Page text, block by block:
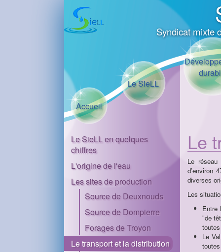
Syndicat mixte
Accueil
Le SieLL
Le SieLL en quelques
chiffres
L'origine de l'eau
Les sites de production
Source de Deuxnouds
Source de Dompierre
Forages de Troyon
Le transport et la distribution
​Le
Le
d’environ
diverses
Les
Entre
"de
Le